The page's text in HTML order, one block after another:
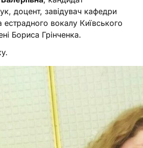
доцент, завідувач кафедри
естрадного вокалу Київського
Бориса Грінченка.